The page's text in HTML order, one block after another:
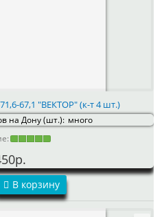
67,1 "ВЕКТОР" (к-т 4 шт.)
на Дону (шт.): много
В корзину